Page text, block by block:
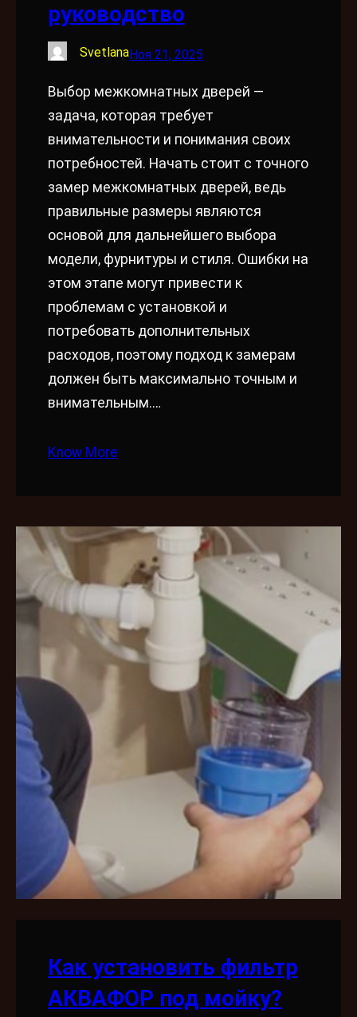
руководство
SvetlanaНоя 21, 2025
Выбор межкомнатных дверей —
задача, которая требует
внимательности и понимания своих
потребностей. Начать стоит с точного
замер межкомнатных дверей, ведь
правильные размеры являются
основой для дальнейшего выбора
модели, фурнитуры и стиля. Ошибки на
этом этапе могут привести к
проблемам с установкой и
потребовать дополнительных
расходов, поэтому подход к замерам
должен быть максимально точным и
внимательным.…
Know More
Как установить фильтр
АКВАФОР под мойку?